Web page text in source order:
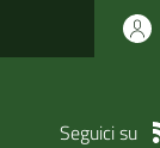
Seguici su